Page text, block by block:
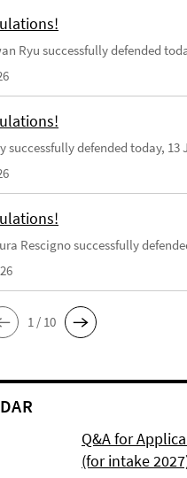
Ryu successfully defended
successfully defended today, 13
Rescigno successfully
1 / 10
Q&A for
(for intake